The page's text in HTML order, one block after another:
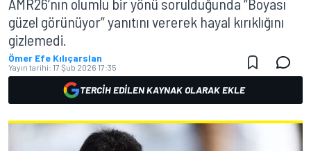
güzel görünüyor” yanıtını vererek hayal kırıklığını
gizlemedi.
Ömer Efe Kılıçarslan
Yayın tarihi: 17 Şub 2026 17:35
TERCIH EDILEN KAYNAK OLARAK EKLE